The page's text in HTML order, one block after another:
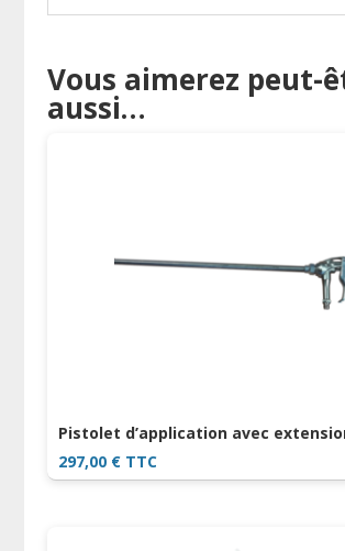
Vous aimerez peut-
aussi…
Pistolet d’application avec
297,00 € TTC